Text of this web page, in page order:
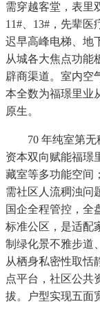
需穿越客堂，表里
11#、13#，先辈医
迟早高峰电梯、地
从城各大焦点功能
辟商渠道。室内空
本全数为福璟里业
原生。
70 年纯室第无
资本双向赋能福璟
藏室等多功能空间
需社区人流稠浊问
国企全程管控，全
标准公区，是适配
制绿化景不雅步道
从栖身私密性取恬
点平台，社区公共
拔。户型实现五面